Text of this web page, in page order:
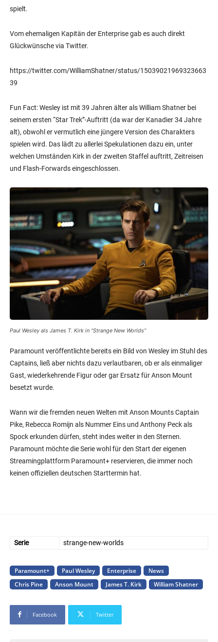
spielt.
Vom ehemaligen Kapitän der Enterprise gab es auch direkt
Glückwünsche via Twitter.
https://twitter.com/WilliamShatner/status/15039021969323663
39
Fun Fact: Wesley ist mit 39 Jahren älter als William Shatner bei
seinem ersten “Star Trek”-Auftritt (da war der Kanadier 34 Jahre
alt), obwohl er vermutlich eine jüngere Version des Charakters
spielen wird. Das lädt zu allerlei Spekulationen dazu ein, unter
welchen Umständen Kirk in der zweiten Staffel auftritt, Zeitreisen
und Flash-Forwards eingeschlossen.
Paul Wesley als James T. Kirk in “Strange New Worlds”
Paramount veröffentlichte bereits ein Bild von Wesley im Stuhl des
Captains, ließ aber nichts dazu verlautbaren, ob er als einmaliger
Gast, wiederkehrende Figur oder gar Ersatz für Anson Mount
besetzt wurde.
Wann wir die fremden neuen Welten mit Anson Mounts Captain
Pike, Rebecca Romijn als Nummer Eins und Anthony Peck als
Spock erkunden dürfen, steht indes weiter in den Sternen.
Paramount möchte die Serie wohl für den Start der eigenen
Streamingplattform Paramount+ reservieren, die immer noch
keinen offiziellen deutschen Starttermin hat.
Serie strange-new-worlds
Paramount+ Paul Wesley Enterprise
News
Chris Pine
Anson Mount James T. Kirk William Shatner
Facebook Twitter